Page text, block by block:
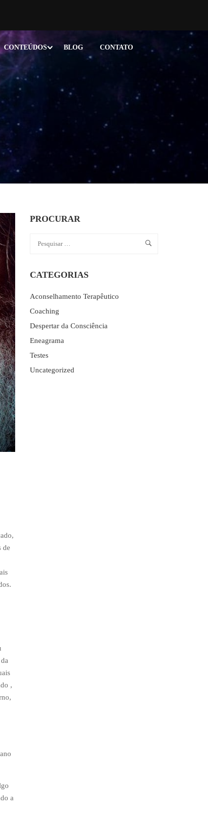
CONTEÚDOS BLOG CONTATO
de
,
a
PROCURAR
CATEGORIAS
Aconselhamento Terapêutico
Coaching
Despertar da Consciência
Eneagrama
Testes
Uncategorized